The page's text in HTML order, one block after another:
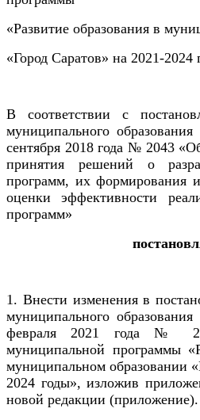
«Развитие образования в
«Город Саратов» на 2021-2024
В соответствии с
муниципального
сентября 2018 года № 2043
принятия решений о
программ, их формирования
оценки эффективности
программ»
1. Внести изменения в
муниципального
февраля 2021 года №
муниципальной программы
муниципальном образовании
2024 годы», изложив
новой редакции (приложение).